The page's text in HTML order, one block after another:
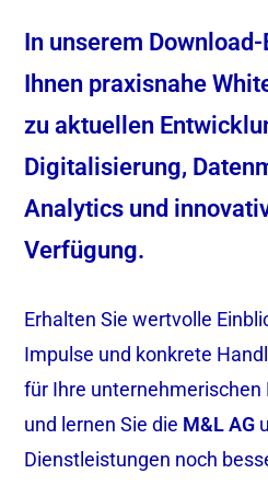
In unserem
Ihnen praxisnahe
zu aktuellen
Digitalisierung,
Analytics und
Verfügung.
Erhalten Sie wertvolle
Impulse und konkrete
für Ihre
und lernen Sie die M&L AG
Dienstleistungen noch